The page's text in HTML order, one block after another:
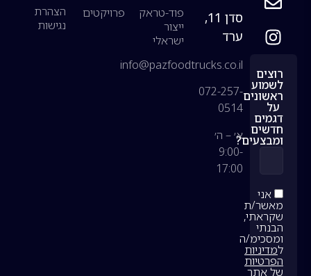
פוד-טראק
ייצור
ישראלי
פרויקטים
הצהרת
נגישות
סדן 11,
ערד
info@pazfoodtrucks.co.il
072-257-
0514
א׳ – ה׳
9:00-
17:00
רוצים
לשמוע
ראשונים
על
דגמים
חדשים
ומבצעים?
אני
מאשר/ת
שקראתי,
הבנתי
ומסכימ/ה
למדיניות
הפרטיות
של אתר